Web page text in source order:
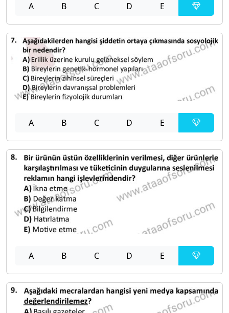
A B C D E
A B C D E
A B C D E